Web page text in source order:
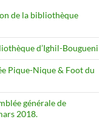
de la bibliothèque
d’Ighil-Bougueni
Pique-Nique & Foot du
générale de
2018.